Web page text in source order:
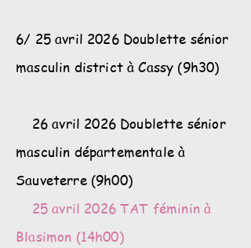
6/ 25 avril 2026 Doublette sénior
masculin district à Cassy (9h30)
26 avril 2026 Doublette sénior
masculin départementale à
Sauveterre (9h00)
25 avril 2026 TAT féminin à
Blasimon (14h00)